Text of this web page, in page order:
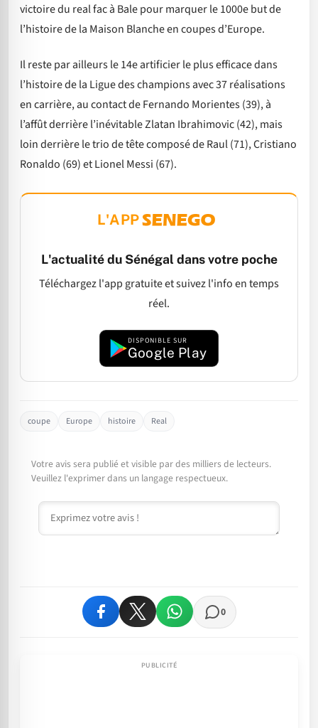
victoire du real fac à Bale pour marquer le 1000e but de
l’histoire de la Maison Blanche en coupes d’Europe.
Il reste par ailleurs le 14e artificier le plus efficace dans
l’histoire de la Ligue des champions avec 37 réalisations
en carrière, au contact de Fernando Morientes (39), à
l’affût derrière l’inévitable Zlatan Ibrahimovic (42), mais
loin derrière le trio de tête composé de Raul (71), Cristiano
Ronaldo (69) et Lionel Messi (67).
L'APP
L'actualité du Sénégal dans votre poche
Téléchargez l'app gratuite et suivez l'info en temps
réel.
DISPONIBLE SUR
Google Play
coupe Europe histoire Real
Votre avis sera publié et visible par des milliers de lecteurs.
Veuillez l'exprimer dans un langage respectueux.
Commentaire
0